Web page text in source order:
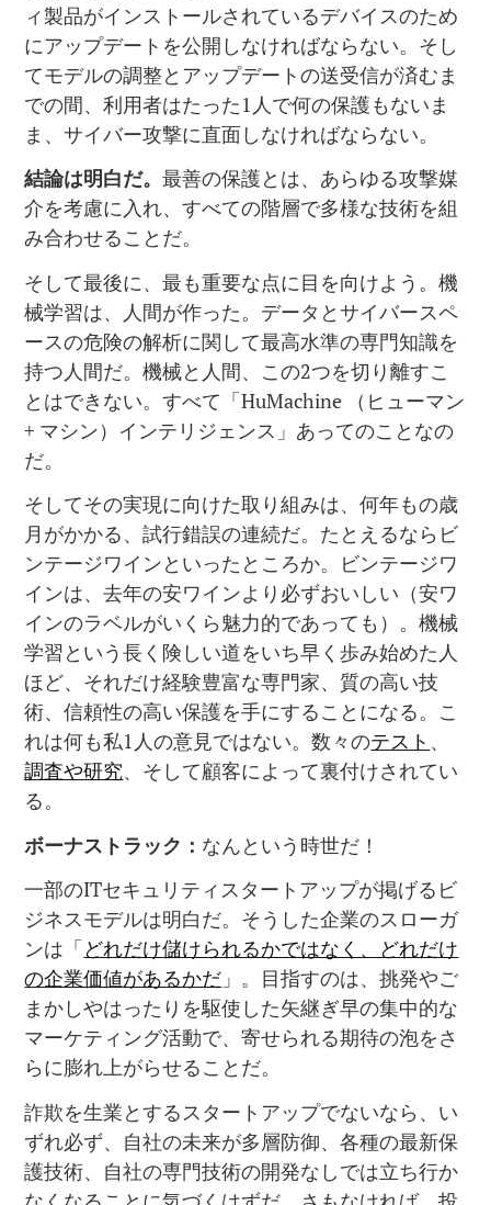
ィ製品がインストールされているデバイスのため
にアップデートを公開しなければならない。そし
てモデルの調整とアップデートの送受信が済むま
での間、利用者はたった1人で何の保護もないま
ま、サイバー攻撃に直面しなければならない。
結論は明白だ。最善の保護とは、あらゆる攻撃媒
介を考慮に入れ、すべての階層で多様な技術を組
み合わせることだ。
そして最後に、最も重要な点に目を向けよう。機
械学習は、人間が作った。データとサイバースペ
ースの危険の解析に関して最高水準の専門知識を
持つ人間だ。機械と人間、この2つを切り離すこ
とはできない。すべて「HuMachine （ヒューマン
+ マシン）インテリジェンス」あってのことなの
だ。
そしてその実現に向けた取り組みは、何年もの歳
月がかかる、試行錯誤の連続だ。たとえるならビ
ンテージワインといったところか。ビンテージワ
インは、去年の安ワインより必ずおいしい（安ワ
インのラベルがいくら魅力的であっても）。機械
学習という長く険しい道をいち早く歩み始めた人
ほど、それだけ経験豊富な専門家、質の高い技
術、信頼性の高い保護を手にすることになる。こ
れは何も私1人の意見ではない。数々のテスト 、
調査や研究、そして顧客によって裏付けされてい
る。
ボーナストラック： なんという時世だ！
一部のITセキュリティスタートアップが掲げるビ
ジネスモデルは明白だ。そうした企業のスローガ
ンは「どれだけ儲けられるかではなく、どれだけ
の企業価値があるかだ 」。目指すのは、挑発やご
まかしやはったりを駆使した矢継ぎ早の集中的な
マーケティング活動で、寄せられる期待の泡をさ
らに膨れ上がらせることだ。
詐欺を生業とするスタートアップでないなら、い
ずれ必ず、自社の未来が多層防御、各種の最新保
護技術、自社の専門技術の開発なしでは立ち行か